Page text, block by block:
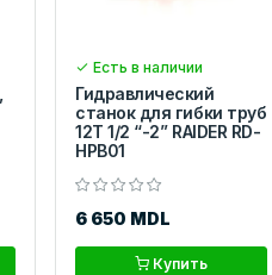
Есть в наличии
Гидравлический
станок для гибки труб
12T 1/2 “-2” RAIDER RD-
HPB01
6 650 MDL
Купить